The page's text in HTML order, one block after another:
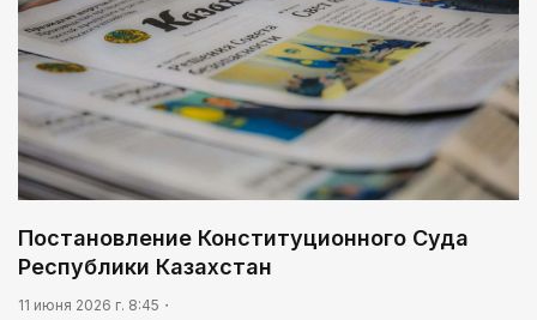
Постановление Конституционного Суда
Республики Казахстан
11 июня 2026 г. 8:45